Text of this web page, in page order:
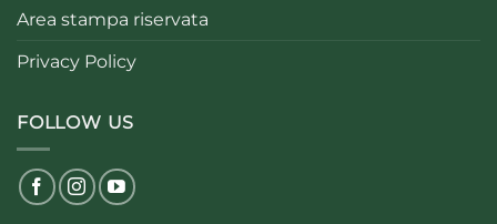
Area stampa riservata
Privacy Policy
FOLLOW US